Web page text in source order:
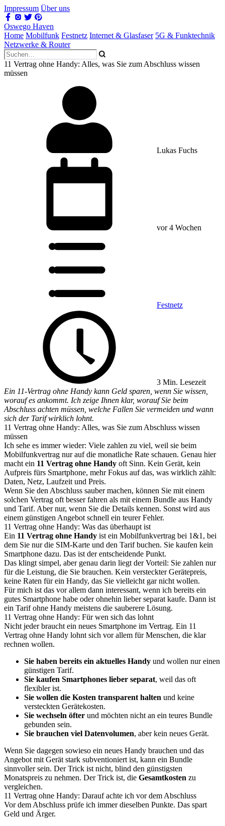
Impressum Über uns
Oswego Haven
Home Mobilfunk Festnetz Internet & Glasfaser 5G & Funktechnik
Netzwerke & Router
11 Vertrag ohne Handy: Alles, was Sie zum Abschluss wissen
müssen
Lukas Fuchs
vor 4 Wochen
Festnetz
3 Min. Lesezeit
Ein 11-Vertrag ohne Handy kann Geld sparen, wenn Sie wissen,
worauf es ankommt. Ich zeige Ihnen klar, worauf Sie beim
Abschluss achten müssen, welche Fallen Sie vermeiden und wann
sich der Tarif wirklich lohnt.
11 Vertrag ohne Handy: Alles, was Sie zum Abschluss wissen
müssen
Ich sehe es immer wieder: Viele zahlen zu viel, weil sie beim
Mobilfunkvertrag nur auf die monatliche Rate schauen. Genau hier
macht ein 11 Vertrag ohne Handy oft Sinn. Kein Gerät, kein
Aufpreis fürs Smartphone, mehr Fokus auf das, was wirklich zählt:
Daten, Netz, Laufzeit und Preis.
Wenn Sie den Abschluss sauber machen, können Sie mit einem
solchen Vertrag oft besser fahren als mit einem Bundle aus Handy
und Tarif. Aber nur, wenn Sie die Details kennen. Sonst wird aus
einem günstigen Angebot schnell ein teurer Fehler.
11 Vertrag ohne Handy: Was das überhaupt ist
Ein 11 Vertrag ohne Handy ist ein Mobilfunkvertrag bei 1&1, bei
dem Sie nur die SIM-Karte und den Tarif buchen. Sie kaufen kein
Smartphone dazu. Das ist der entscheidende Punkt.
Das klingt simpel, aber genau darin liegt der Vorteil: Sie zahlen nur
für die Leistung, die Sie brauchen. Kein versteckter Gerätepreis,
keine Raten für ein Handy, das Sie vielleicht gar nicht wollen.
Für mich ist das vor allem dann interessant, wenn ich bereits ein
gutes Smartphone habe oder ohnehin lieber separat kaufe. Dann ist
ein Tarif ohne Handy meistens die sauberere Lösung.
11 Vertrag ohne Handy: Für wen sich das lohnt
Nicht jeder braucht ein neues Smartphone im Vertrag. Ein 11
Vertrag ohne Handy lohnt sich vor allem für Menschen, die klar
rechnen wollen.
Sie haben bereits ein aktuelles Handy und wollen nur einen
günstigen Tarif.
Sie kaufen Smartphones lieber separat, weil das oft
flexibler ist.
Sie wollen die Kosten transparent halten und keine
versteckten Gerätekosten.
Sie wechseln öfter und möchten nicht an ein teures Bundle
gebunden sein.
Sie brauchen viel Datenvolumen, aber kein neues Gerät.
Wenn Sie dagegen sowieso ein neues Handy brauchen und das
Angebot mit Gerät stark subventioniert ist, kann ein Bundle
sinnvoller sein. Der Trick ist nicht, blind den günstigsten
Monatspreis zu nehmen. Der Trick ist, die Gesamtkosten zu
vergleichen.
11 Vertrag ohne Handy: Darauf achte ich vor dem Abschluss
Vor dem Abschluss prüfe ich immer dieselben Punkte. Das spart
Geld und Ärger.